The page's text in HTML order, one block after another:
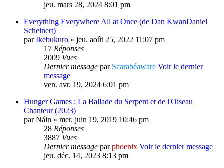
jeu. mars 28, 2024 8:01 pm
Everything Everywhere All at Once (de Dan KwanDaniel
Scheinert)
parIkebukuro » jeu. août 25, 2022 11:07 pm
17 Réponses
2009 Vues
Dernier message par Scarabéaware Voir le dernier
message
ven. avr. 19, 2024 6:01 pm
Hunger Games : La Ballade du Serpent et de l'Oiseau
Chanteur (2023)
parNáin » mer. juin 19, 2019 10:46 pm
28 Réponses
3887 Vues
Dernier message parphoenlx Voir le dernier message
jeu. déc. 14, 2023 8:13 pm